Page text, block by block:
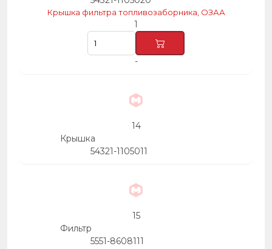
Крышка фильтра топливозаборника, ОЗАА
1
-
14
Крышка
54321-1105011
15
Фильтр
5551-8608111